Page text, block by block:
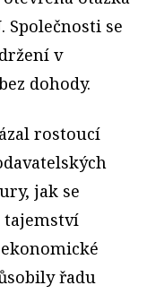
Společnosti se
v
dohody.
rostoucí
jak se
tajemství
řadu